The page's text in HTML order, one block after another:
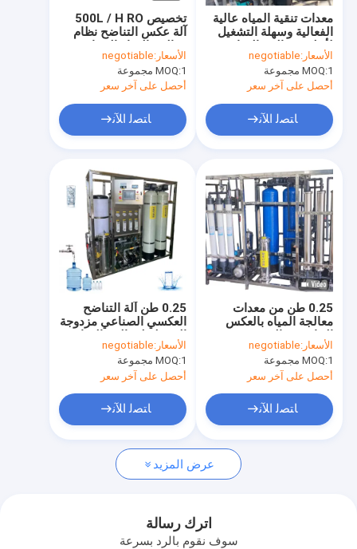
تخصيص 500L / H RO
آلة عكس التناضح نظام
غشاء
الأسعار:negotiable
MOQ:1 مجموعة
أحصل على آخر سعر
ﺎﺘﺼﻟ ﺍﻶﻧ
معدات تنقية المياه عالية
الفعالية وسهلة التشغيل
بالتناضح العكسي التجارية
الأسعار:negotiable
MOQ:1 مجموعة
أحصل على آخر سعر
ﺎﺘﺼﻟ ﺍﻶﻧ
0.25 طن آلة التناضح
العكسي الصناعي مزدوجة
بكفاءة
الأسعار:negotiable
MOQ:1 مجموعة
أحصل على آخر سعر
ﺎﺘﺼﻟ ﺍﻶﻧ
0.25 طن من معدات
معالجة المياه بالعكس
الأسعار:negotiable
MOQ:1 مجموعة
أحصل على آخر سعر
ﺎﺘﺼﻟ ﺍﻶﻧ
عرض المزيد
اترك رسالة
سوف نقوم بالرد بسرعة